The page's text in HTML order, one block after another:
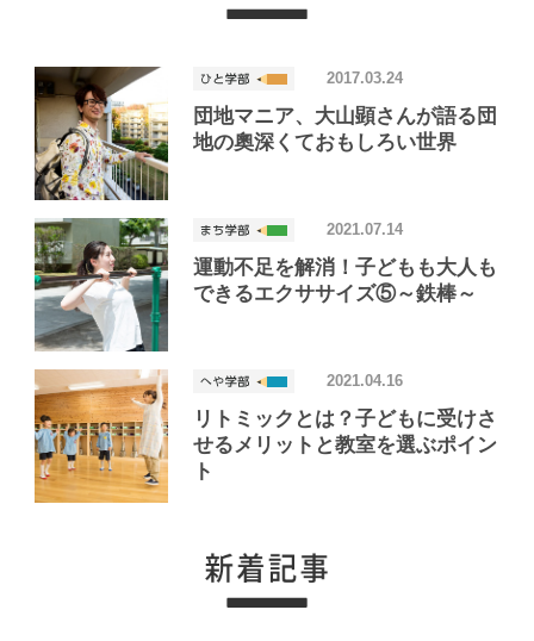
団地マニア、大山顕さんが語る団
地の奧深くておもしろい世界
2017.03.24
運動不足を解消！子どもも大人も
できるエクササイズ⑤～鉄棒～
2021.07.14
リトミックとは？子どもに受けさ
せるメリットと教室を選ぶポイン
ト
2021.04.16